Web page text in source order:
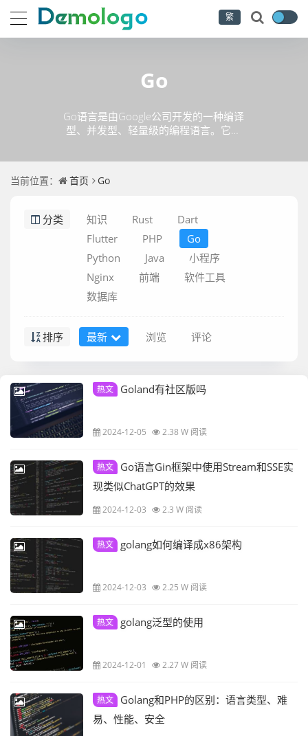
繁
Go
Go语言是由Google公司开发的一种编译
型、并发型、轻量级的编程语言。它融
言的主要特点是简洁、高效和可靠，适
编程和云计算应用。此外，Go语言拥有
优秀的文档和社区支持，是一门容易学
习和使用的语言。
当前位置： 首页 Go
分类 知识 Rust
Dart
Flutter
PHP
Go
Python
Java
小程序
Nginx
前端
软件工具
数据库
排序 最新 浏览 评论
热文 Goland有社区版吗
2024-12-05 2.38 W 阅读
热文
Go语言Gin框架中使用Stream和SSE实
现类似ChatGPT的效果
2024-12-03 2.3 W 阅读
热文 golang如何编译成x86架构
2024-12-03 2.25 W 阅读
热文 golang泛型的使用
2024-12-01 2.27 W 阅读
热文
Golang和PHP的区别：语言类型、难
易、性能、安全